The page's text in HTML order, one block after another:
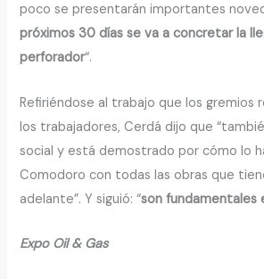
poco se presentarán importantes
próximos 30 días se va a concretar la
perforador“.
Refiriéndose al trabajo que los gremios
los trabajadores, Cerdá dijo que
social y está demostrado por cómo lo
Comodoro con todas las obras que
adelante”. Y siguió: “son fundamentales
Expo Oil & Gas